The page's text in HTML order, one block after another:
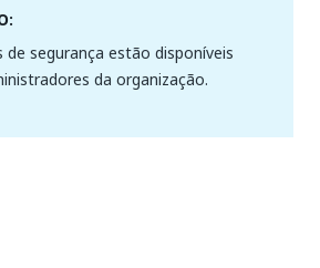
de segurança estão disponíveis
da organização.